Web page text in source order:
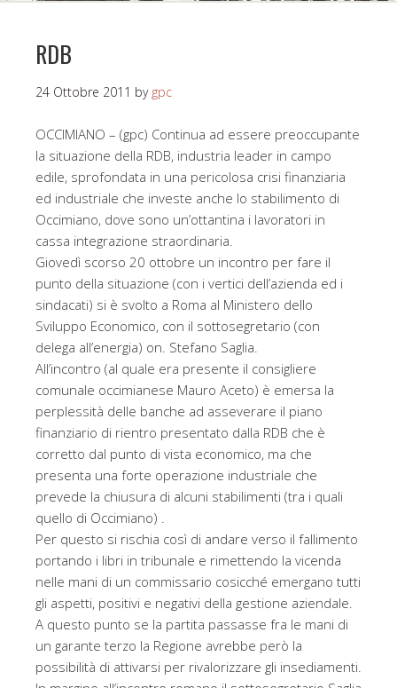
RDB
24 Ottobre 2011 by gpc
OCCIMIANO – (gpc) Continua ad essere preoccupante
la situazione della RDB, industria leader in campo
edile, sprofondata in una pericolosa crisi finanziaria
ed industriale che investe anche lo stabilimento di
Occimiano, dove sono un’ottantina i lavoratori in
cassa integrazione straordinaria.
Giovedì scorso 20 ottobre un incontro per fare il
punto della situazione (con i vertici dell’azienda ed i
sindacati) si è svolto a Roma al Ministero dello
Sviluppo Economico, con il sottosegretario (con
delega all’energia) on. Stefano Saglia.
All’incontro (al quale era presente il consigliere
comunale occimianese Mauro Aceto) è emersa la
perplessità delle banche ad asseverare il piano
finanziario di rientro presentato dalla RDB che è
corretto dal punto di vista economico, ma che
presenta una forte operazione industriale che
prevede la chiusura di alcuni stabilimenti (tra i quali
quello di Occimiano) .
Per questo si rischia così di andare verso il fallimento
portando i libri in tribunale e rimettendo la vicenda
nelle mani di un commissario cosicché emergano tutti
gli aspetti, positivi e negativi della gestione aziendale.
A questo punto se la partita passasse fra le mani di
un garante terzo la Regione avrebbe però la
possibilità di attivarsi per rivalorizzare gli insediamenti.